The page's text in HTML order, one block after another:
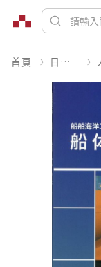
首頁 日文書